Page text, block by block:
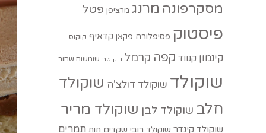
מסקרפונה מרנג מרציפן פטל
פיסטוק פסיפלורה פקאן קדאיף קוקוס
קינמון קנווד קפה קרמל ריקוטה שומשום שחור
שוקולד שוקולד דולצ'ה שוקולד
חלב שוקולד לבן שוקולד מריר
שוקולד קינדר שוקולד רובי שקדים תות תמרים